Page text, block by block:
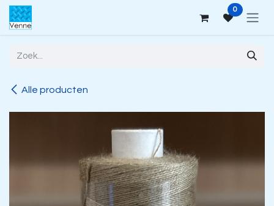
Overslaan naar inhoud 0
Alle producten